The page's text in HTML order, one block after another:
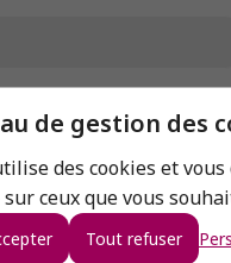
de gestion des
des cookies et
ceux que vous
Tout refuser
Il n'y a aucun résultat à